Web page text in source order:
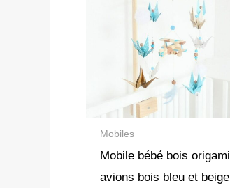
Mobiles
Mobile bébé bois origami
avions bois bleu et beige